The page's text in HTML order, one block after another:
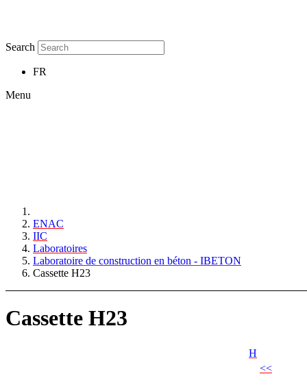
Search
FR
Menu
ENAC
IIC
Laboratoires
Laboratoire de construction en béton - IBETON
Cassette H23
Cassette H23
H
<<